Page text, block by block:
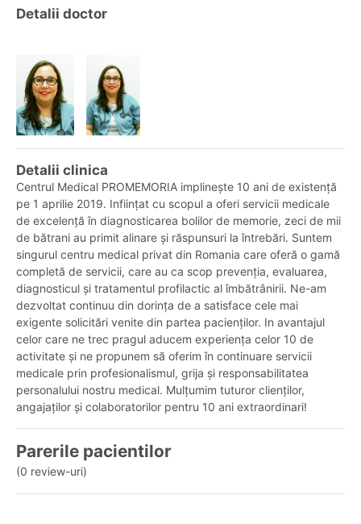
Detalii doctor
Detalii clinica
Centrul Medical PROMEMORIA implinește 10 ani de existență
pe 1 aprilie 2019. Inființat cu scopul a oferi servicii medicale
de excelență în diagnosticarea bolilor de memorie, zeci de mii
de bătrani au primit alinare și răspunsuri la întrebări. Suntem
singurul centru medical privat din Romania care oferă o gamă
completă de servicii, care au ca scop prevenția, evaluarea,
diagnosticul și tratamentul profilactic al îmbătrânirii. Ne-am
dezvoltat continuu din dorința de a satisface cele mai
exigente solicitări venite din partea pacienților. In avantajul
celor care ne trec pragul aducem experiența celor 10 de
activitate și ne propunem să oferim în continuare servicii
medicale prin profesionalismul, grija și responsabilitatea
personalului nostru medical. Mulțumim tuturor clienților,
angajaților și colaboratorilor pentru 10 ani extraordinari!
Parerile pacientilor
(0 review-uri)